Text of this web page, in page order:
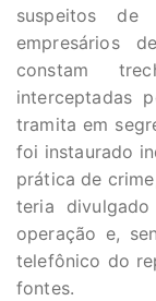
suspeitos
empresários
constam
interceptadas
tramita em
foi instaurado
prática de
teria
operação e,
telefônico do
fontes.